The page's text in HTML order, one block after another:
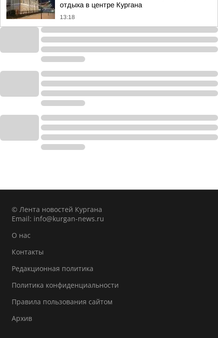
отдыха в центре Кургана
13:18
© Лента новостей Кургана
Email: info@kurgan-news.ru
О нас
Контакты
Редакционная политика
Политика конфиденциальности
Правила пользования сайтом
Архив